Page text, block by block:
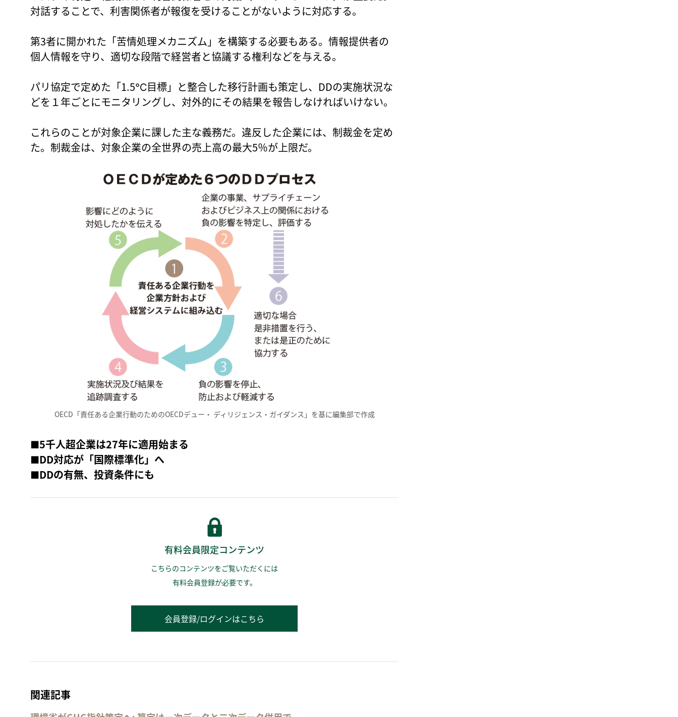
対話することで、利害関係者が報復を受けることがないように対応する。
第3者に開かれた「苦情処理メカニズム」を構築する必要もある。情報提供者の
個人情報を守り、適切な段階で経営者と協議する権利などを与える。
パリ協定で定めた「1.5℃目標」と整合した移行計画も策定し、DDの実施状況な
どを１年ごとにモニタリングし、対外的にその結果を報告しなければいけない。
これらのことが対象企業に課した主な義務だ。違反した企業には、制裁金を定め
た。制裁金は、対象企業の全世界の売上高の最大5％が上限だ。
OECD「責任ある企業行動のためのOECDデュー・ ディリジェンス・ガイダンス」を基に編集部で作成
■5千人超企業は27年に適用始まる
■DD対応が「国際標準化」へ
■DDの有無、投資条件にも
有料会員限定コンテンツ
こちらのコンテンツをご覧いただくには
有料会員登録が必要です。
会員登録/ログインはこちら
関連記事